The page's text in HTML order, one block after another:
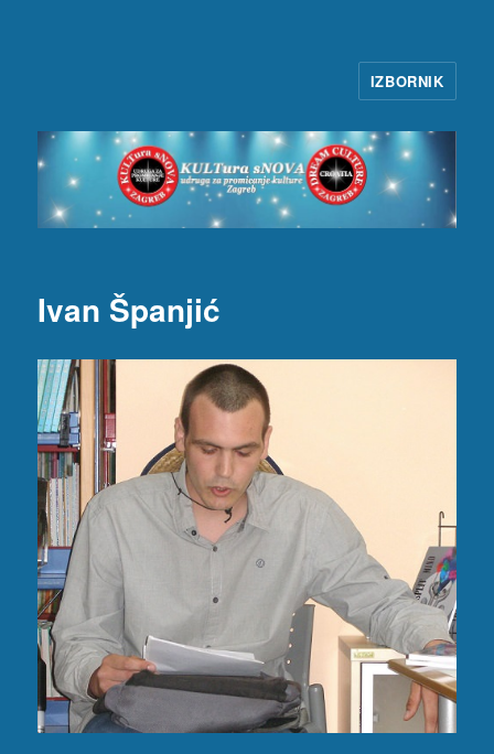
IZBORNIK
Ivan Španjić